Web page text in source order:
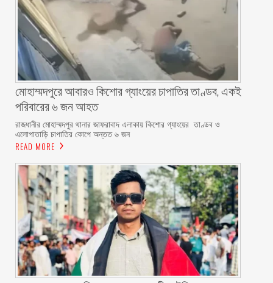
মোহাম্মদপুরে আবারও কিশোর গ্যাংয়ের চাপাতির তাণ্ডব, একই
পরিবারের ৬ জন আহত
রাজধানীর মোহাম্মদপুর থানার জাফরাবাদ এলাকায় কিশোর গ্যাংয়ের তাণ্ডব ও
এলোপাতাড়ি চাপাতির কোপে অন্তত ৬ জন
READ MORE